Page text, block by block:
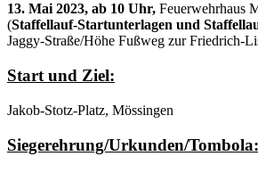
13. Mai 2023, ab 10 Uhr, Feuerwehrhaus
(Staffellauf-Startunterlagen und
Jaggy-Straße/Höhe Fußweg zur Friedrich-
Start und Ziel:
Jakob-Stotz-Platz, Mössingen
Siegerehrung/Urkunden/Tombola: